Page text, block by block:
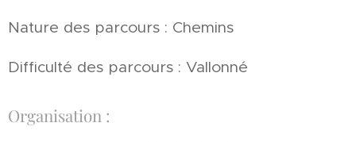
Nature des parcours : Chemins
Difficulté des parcours : Vallonné
Organisation :